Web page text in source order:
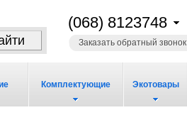
(068) 8123748
Заказать обратный звонок
Комплектующие Экотовары